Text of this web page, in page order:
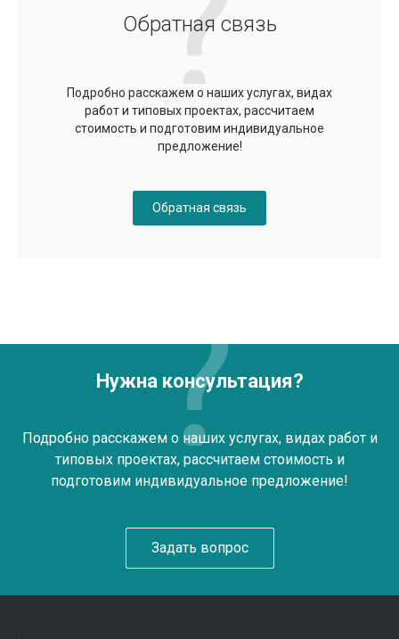
Обратная связь
Подробно расскажем о наших услугах, видах
работ и типовых проектах, рассчитаем
стоимость и подготовим индивидуальное
предложение!
Обратная связь
Нужна консультация?
Подробно расскажем о наших услугах, видах работ и
типовых проектах, рассчитаем стоимость и
подготовим индивидуальное предложение!
Задать вопрос